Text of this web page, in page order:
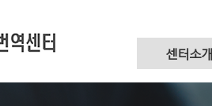
센터소개